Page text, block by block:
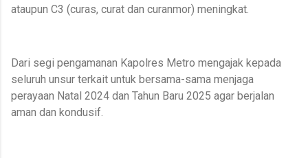
ataupun C3 (curas, curat dan curanmor) meningkat.
Dari segi pengamanan Kapolres Metro mengajak kepada
seluruh unsur terkait untuk bersama-sama menjaga
perayaan Natal 2024 dan Tahun Baru 2025 agar berjalan
aman dan kondusif.